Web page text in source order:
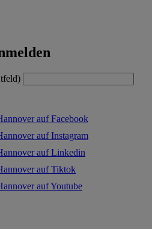
auf Facebook
auf Instagram
auf Linkedin
auf Tiktok
auf Youtube